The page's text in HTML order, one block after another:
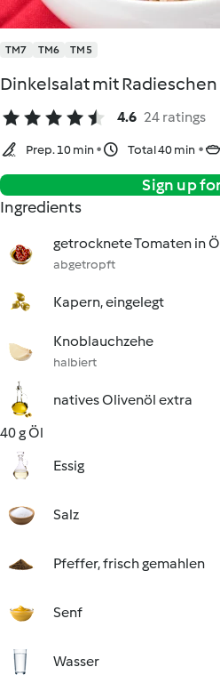
TM7 TM6 TM5
Dinkelsalat mit
4.6 24 ratings
Prep. 10 min Total 40 min
Sign up
Ingredients
getrocknete Tomaten in
abgetropft
Kapern, eingelegt
Knoblauchzehe
halbiert
natives Olivenöl extra
40 g Öl
Essig
Salz
Pfeffer, frisch gemahlen
Senf
Wasser